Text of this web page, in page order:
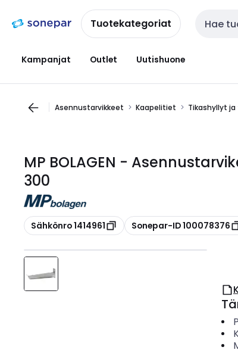
navigointiinsisältöönTuotekategoriat Haku
Kampanjat Outlet Uutishuone
Asennustarvikkeet Kaapelitiet Tikashyllyt
MP BOLAGEN -
300
Kopioi
Sähkönro 1414961 Kopioi
Sonepar-ID 100078376